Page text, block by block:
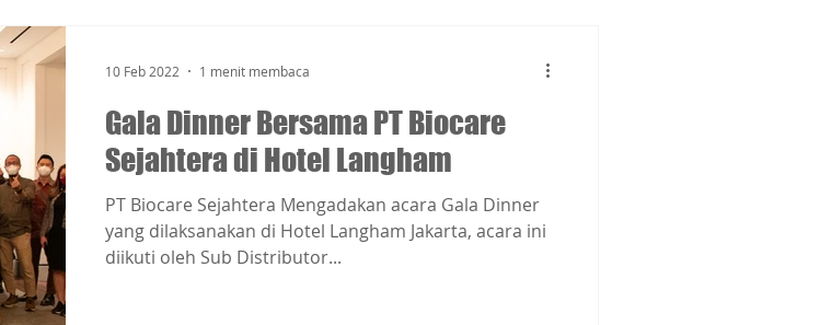
Gala Dinner Bersama PT Biocare
Sejahtera di Hotel Langham
PT Biocare Sejahtera Mengadakan acara Gala Dinner
yang dilaksanakan di Hotel Langham Jakarta, acara ini
diikuti oleh Sub Distributor...
10 Feb 2022 1 menit membaca